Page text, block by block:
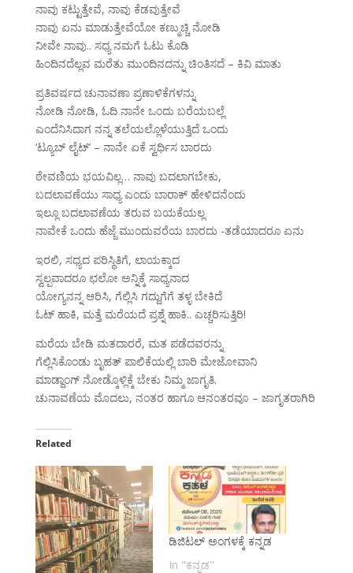
ನಾವು ಕಟ್ಟುತ್ತೇವೆ, ನಾವು ಕೆಡವುತ್ತೇವೆ
ನಾವು ಏನು ಮಾಡುತ್ತೇವೆಯೋ ಕಣ್ಮುಚ್ಚಿ ನೋಡಿ
ನೀವೇ ನಾವು.. ಸಧ್ಯ ನಮಗೆ ಓಟು ಕೊಡಿ
ಹಿಂದಿನದೆಲ್ಲವ ಮರೆತು ಮುಂದಿನದನ್ನು ಚಿಂತಿಸದೆ – ಕಿವಿ ಮಾತು
ಪ್ರತಿವರ್ಷದ ಚುನಾವಣಾ ಪ್ರಣಾಳಿಕೆಗಳನ್ನು
ನೋಡಿ ನೋಡಿ, ಓದಿ ನಾನೇ ಒಂದು ಬರೆಯಬಲ್ಲೆ
ಎಂದೆನಿಸಿದಾಗ ನನ್ನ ತಲೆಯಲ್ಲೊಳೆಯುತ್ತಿದೆ ಒಂದು
‘ಟ್ಯೂಬ್ ಲೈಟ್’ – ನಾನೇ ಏಕೆ ಸ್ವರ್ಧಿಸ ಬಾರದು
ಠೇವಣಿಯ ಭಯವಿಲ್ಲ… ನಾವು ಬದಲಾಗಬೇಕು,
ಬದಲಾವಣೆಯು ಸಾಧ್ಯ ಎಂದು ಬಾರಾಕ್ ಹೇಳಿದನೆಂದು
ಇಲ್ಲೂ ಬದಲಾವಣೆಯ ತರುವ ಬಯಕೆಯಲ್ಲ
ನಾವೇಕೆ ಒಂದು ಹೆಜ್ಜೆ ಮುಂದುವರೆಯ ಬಾರದು -ತಡೆಯಾದರೂ ಏನು
ಇರಲಿ, ಸಧ್ಯದ ಪರಿಸ್ಥಿತಿಗೆ, ಲಾಯಕ್ಕಾದ
ಸ್ವಲ್ಪವಾದರೂ ಛಲೋ ಅನ್ನಿಕ್ಕೆ ಸಾಧ್ಯನಾದ
ಯೋಗ್ಯನನ್ನ ಆರಿಸಿ, ಗೆಲ್ಲಿಸಿ ಗದ್ದುಗೆಗೆ ತಳ್ಳ ಬೇಕಿದೆ
ಓಟ್ ಹಾಕಿ, ಮತ್ತೆ ಮರೆಯದೆ ಪ್ರಶ್ನೆ ಹಾಕಿ.. ಎಚ್ಚರಿಸುತ್ತಿರಿ!
ಮರೆಯ ಬೇಡಿ ಮತದಾರರೆ, ಮತ ಪಡೆದವರನ್ನು
ಗೆಲ್ಲಿಸಿಕೊಂಡು ಬೃಹತ್ ಪಾಲಿಕೆಯಲ್ಲಿ ಬಾರಿ ಮೇಜೋವಾನಿ
ಮಾಡ್ದಾಂಗ್ ನೋಡ್ಕೊಳ್ಲಿಕ್ಕೆ ಬೇಕು ನಿಮ್ಮ ಜಾಗೃತಿ.
ಚುನಾವಣೆಯ ಮೊದಲು, ನಂತರ ಹಾಗೂ ಆನಂತರವೂ – ಜಾಗೃತರಾಗಿರಿ
Related
ಡಿಜಿಟಲ್ ಅಂಗಳಕ್ಕೆ ಕನ್ನಡ
In "ಕನ್ನಡ"